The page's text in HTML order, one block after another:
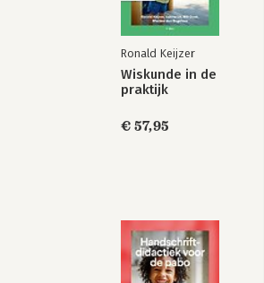
Ronald Keijzer
Wiskunde in de
praktijk
€ 57,95